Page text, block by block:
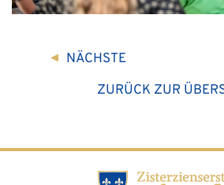
NÄCHSTE
ZURÜCK ZUR